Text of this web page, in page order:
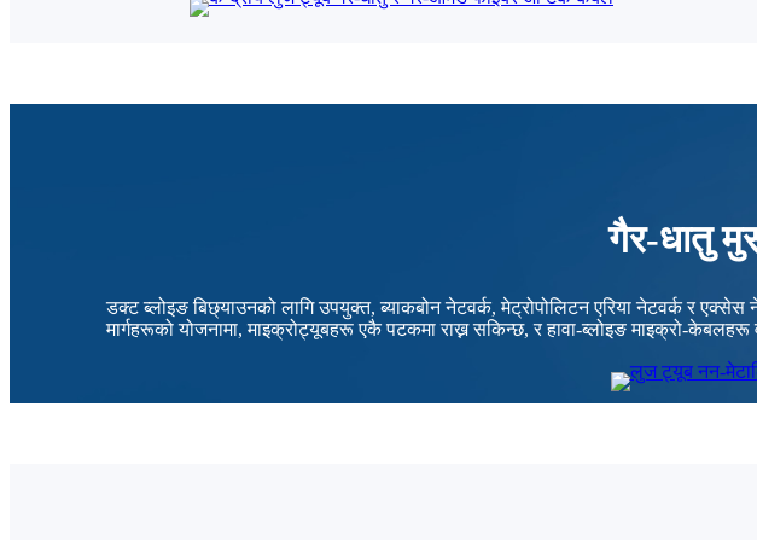
गैर-धातु
डक्ट ब्लोइङ बिछ्याउनको लागि उपयुक्त, ब्याकबोन नेटवर्क, मेट्रोपोलिटन एरिया नेटवर्क र
मार्गहरूको योजनामा, माइक्रोट्यूबहरू एकै पटकमा राख्न सकिन्छ, र हावा-ब्लोइङ माइक्रो-